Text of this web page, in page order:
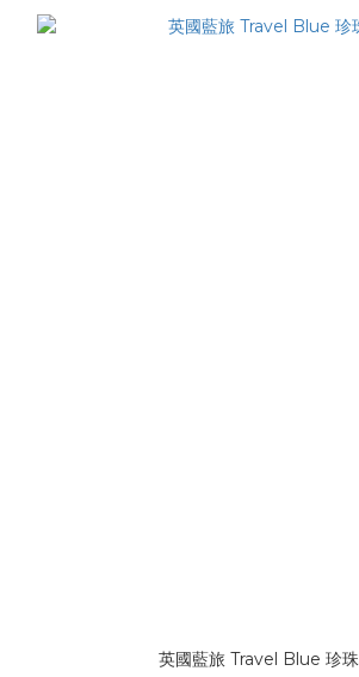
英國藍旅 Travel Blue 珍